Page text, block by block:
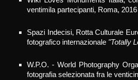
ventimila partecipanti, Roma, 2016
Spazi Indecisi, Rotta Culturale
fotografico internazionale "Totally
W.P.O. - World Photography
fotografia selezionata fra le